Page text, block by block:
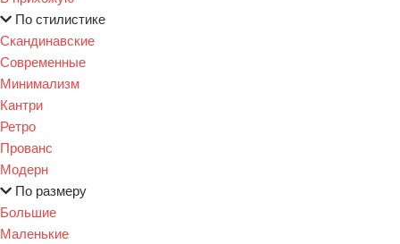
По стилистике
Скандинавские
Современные
Минимализм
Кантри
Ретро
Прованс
Модерн
По размеру
Большие
Маленькие